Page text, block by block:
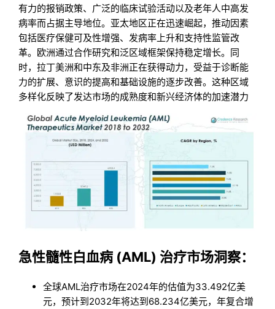
有力的报销政策、广泛的临床试验活动以及老年人中高发
病率而占据主导地位。亚太地区正在迅速崛起，推动因素
包括医疗保健可及性增强、发病率上升和支持性监管改
革。欧洲通过合作研究和泛区域框架保持稳定增长。同
时，拉丁美洲和中东及非洲正在获得动力，受益于诊断能
力的扩展、意识的提高和基础设施的逐步改善。这种区域
多样化反映了发达市场的成熟度和新兴经济体的加速潜力
急性髓性白血病 (AML) 治疗市场洞察：
全球AML治疗市场在2024年的估值为33.492亿美
元，预计到2032年将达到68.234亿美元，年复合增